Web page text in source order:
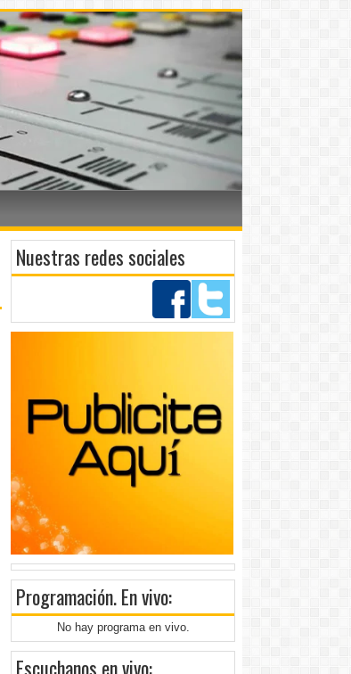
Nuestras redes sociales
Programación. En vivo:
No hay programa en vivo.
Escuchanos en vivo: